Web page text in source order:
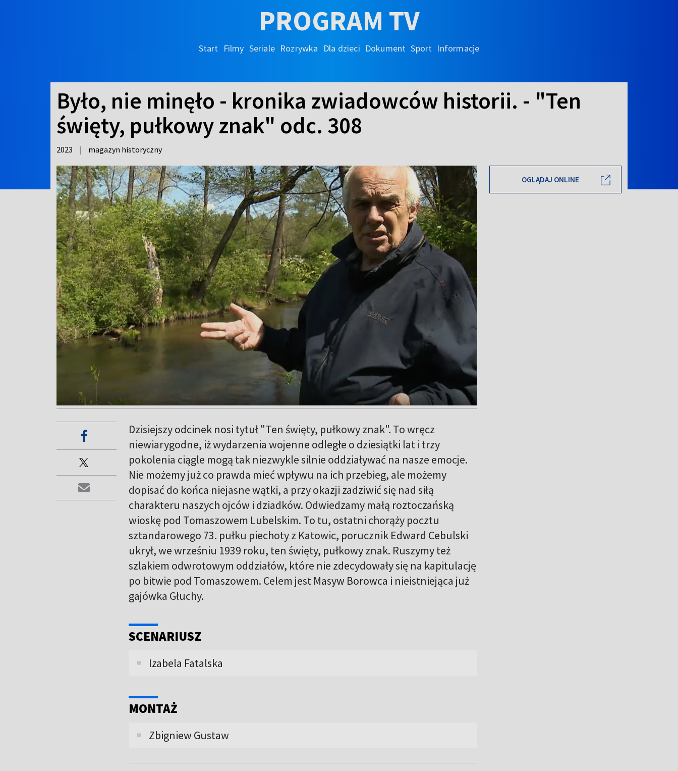
PROGRAM TV
Start Filmy Seriale Rozrywka Dla dzieci Dokument Sport Informacje
Było, nie minęło - kronika zwiadowców historii. - "Ten
święty, pułkowy znak" odc. 308
2023 | magazyn historyczny
Dzisiejszy odcinek nosi tytuł "Ten święty, pułkowy znak". To wręcz
niewiarygodne, iż wydarzenia wojenne odległe o dziesiątki lat i trzy
pokolenia ciągle mogą tak niezwykle silnie oddziaływać na nasze emocje.
Nie możemy już co prawda mieć wpływu na ich przebieg, ale możemy
dopisać do końca niejasne wątki, a przy okazji zadziwić się nad siłą
charakteru naszych ojców i dziadków. Odwiedzamy małą roztoczańską
wioskę pod Tomaszowem Lubelskim. To tu, ostatni chorąży pocztu
sztandarowego 73. pułku piechoty z Katowic, porucznik Edward Cebulski
ukrył, we wrześniu 1939 roku, ten święty, pułkowy znak. Ruszymy też
szlakiem odwrotowym oddziałów, które nie zdecydowały się na kapitulację
po bitwie pod Tomaszowem. Celem jest Masyw Borowca i nieistniejąca już
gajówka Głuchy.
SCENARIUSZ
Izabela Fatalska
MONTAŻ
Zbigniew Gustaw
OGLĄDAJ ONLINE